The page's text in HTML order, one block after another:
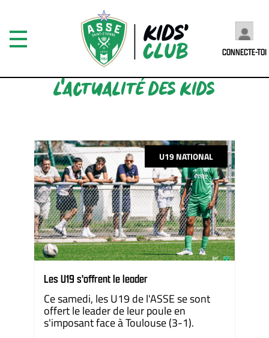
CONNECTE-TOI
L'ACTUALITÉ DES KIDS
U19 NATIONAL
Les U19 s'offrent le leader
Ce samedi, les U19 de l'ASSE se sont
offert le leader de leur poule en
s'imposant face à Toulouse (3-1).